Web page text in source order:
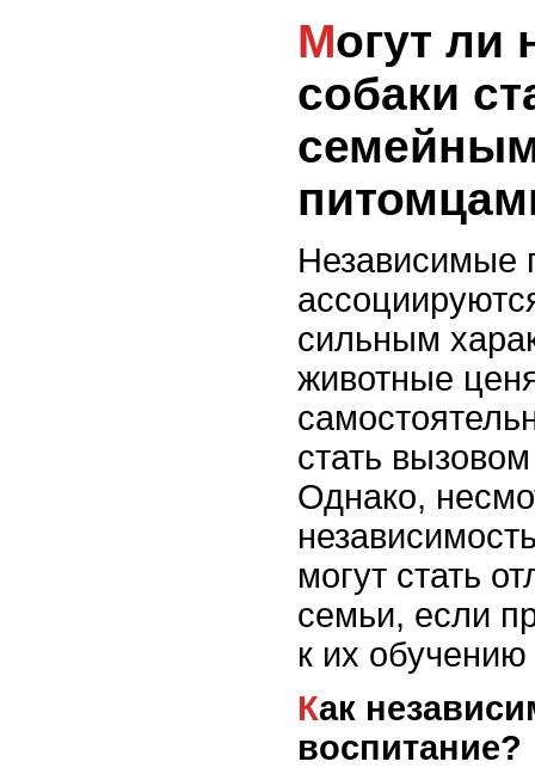
Могут ли независимые
собаки
Независимые
сильным
животные
стать
Однако,
могут стать
семьи, если
к их
Как независимость влияет на
воспитание?